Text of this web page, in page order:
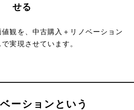
せる
観を、中古購入＋リノベーション
実現させています。
ーションという